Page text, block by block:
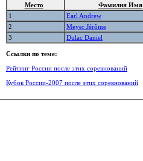
Место Фамилия Имя
1
Earl Andrew
2
Meyer Jérôme
3
Dulac Daniel
Ссылки по теме:
Рейтинг России после этих соревнований
Кубок России-2007 после этих соревнований